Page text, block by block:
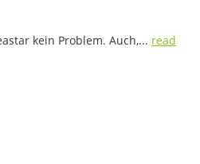
kein Problem. Auch,... read